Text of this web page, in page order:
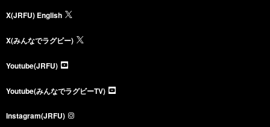
X(JRFU) English
X(みんなでラグビー)
Youtube(JRFU)
Youtube(みんなでラグビーTV)
Instagram(JRFU)